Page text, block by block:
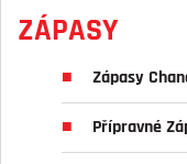
ZÁPASY
Zápasy
Přípravné